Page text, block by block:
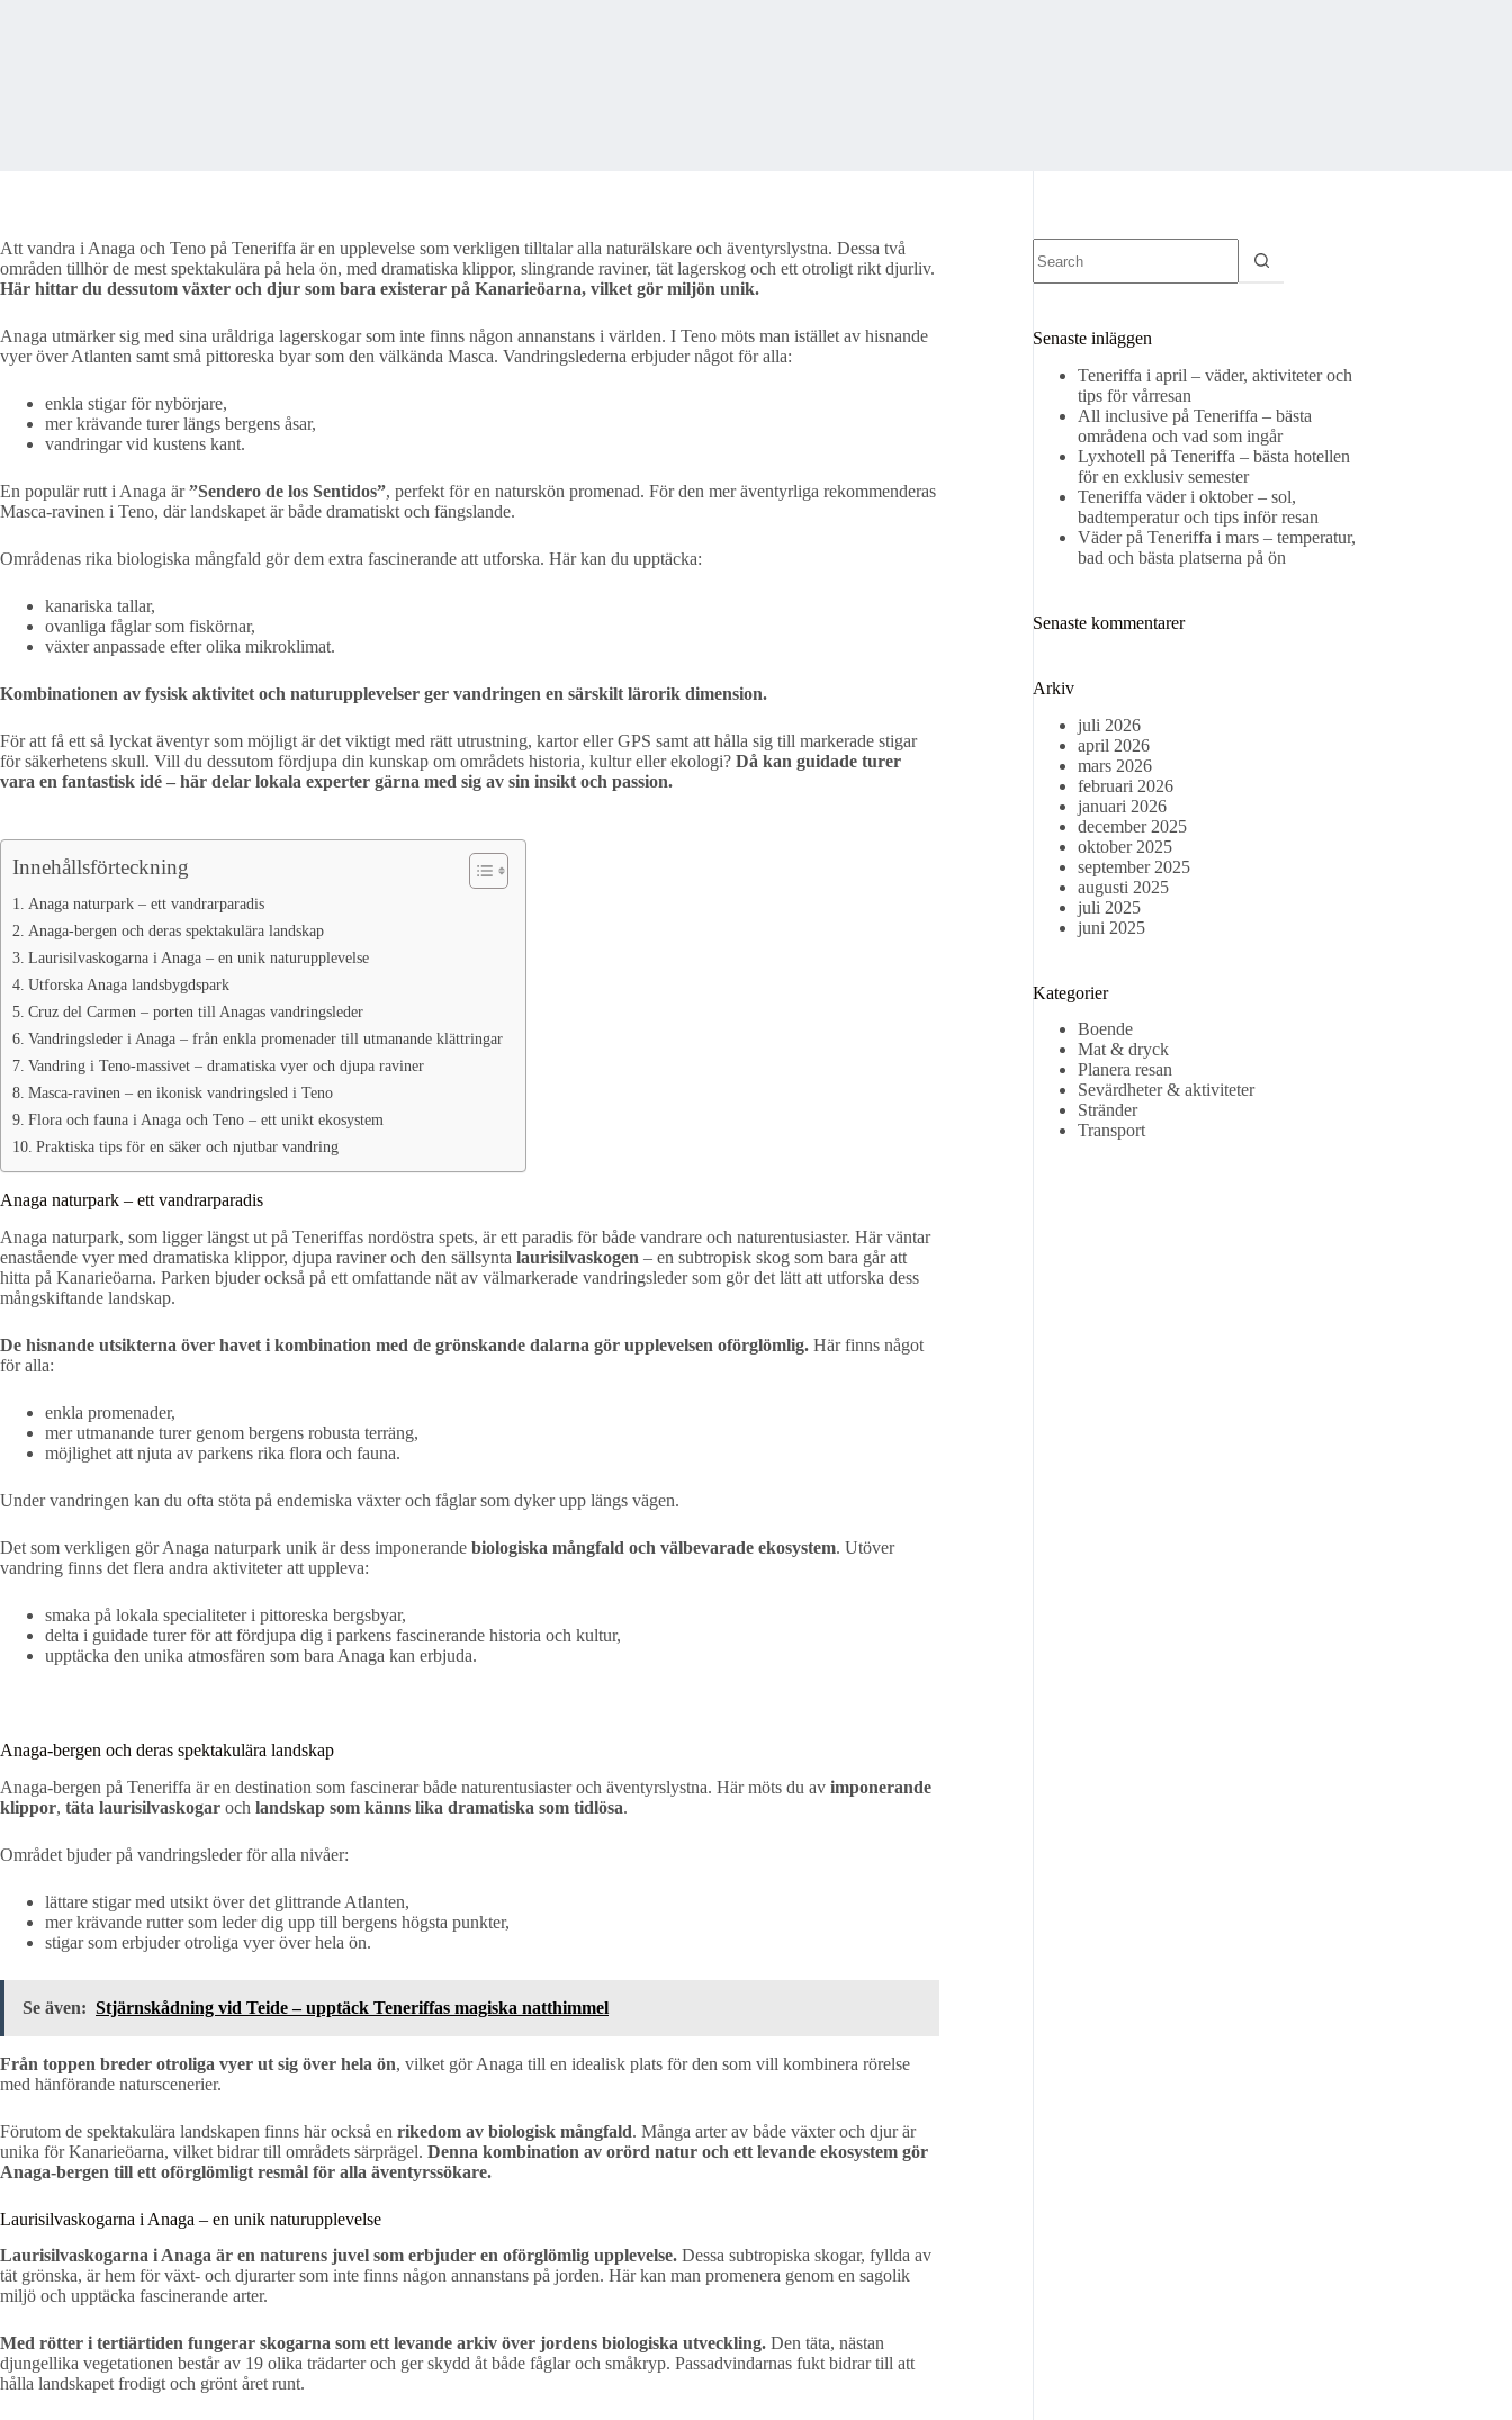
Att vandra i Anaga och Teno på Teneriffa är en upplevelse som verkligen tilltalar alla naturälskare och äventyrslystna. Dessa två
områden tillhör de mest spektakulära på hela ön, med dramatiska klippor, slingrande raviner, tät lagerskog och ett otroligt rikt djurliv.
Här hittar du dessutom växter och djur som bara existerar på Kanarieöarna, vilket gör miljön unik.
Anaga utmärker sig med sina uråldriga lagerskogar som inte finns någon annanstans i världen. I Teno möts man istället av hisnande
vyer över Atlanten samt små pittoreska byar som den välkända Masca. Vandringslederna erbjuder något för alla:
enkla stigar för nybörjare,
mer krävande turer längs bergens åsar,
vandringar vid kustens kant.
En populär rutt i Anaga är”Sendero de los Sentidos”, perfekt för en naturskön promenad. För den mer äventyrliga rekommenderas
Masca-ravinen i Teno, där landskapet är både dramatiskt och fängslande.
Områdenas rika biologiska mångfald gör dem extra fascinerande att utforska. Här kan du upptäcka:
kanariska tallar,
ovanliga fåglar som fiskörnar,
växter anpassade efter olika mikroklimat.
Kombinationen av fysisk aktivitet och naturupplevelser ger vandringen en särskilt lärorik dimension.
För att få ett så lyckat äventyr som möjligt är det viktigt med rätt utrustning, kartor eller GPS samt att hålla sig till markerade stigar
för säkerhetens skull. Vill du dessutom fördjupa din kunskap om områdets historia, kultur eller ekologi? Då kan guidade turer
vara en fantastisk idé – här delar lokala experter gärna med sig av sin insikt och passion.
Innehållsförteckning
Anaga naturpark – ett vandrarparadis
Anaga-bergen och deras spektakulära landskap
Laurisilvaskogarna i Anaga – en unik naturupplevelse
Utforska Anaga landsbygdspark
Cruz del Carmen – porten till Anagas vandringsleder
Vandringsleder i Anaga – från enkla promenader till utmanande klättringar
Vandring i Teno-massivet – dramatiska vyer och djupa raviner
Masca-ravinen – en ikonisk vandringsled i Teno
Flora och fauna i Anaga och Teno – ett unikt ekosystem
Praktiska tips för en säker och njutbar vandring
Anaga naturpark – ett vandrarparadis
Anaga naturpark, som ligger längst ut på Teneriffas nordöstra spets, är ett paradis för både vandrare och naturentusiaster. Här väntar
enastående vyer med dramatiska klippor, djupa raviner och den sällsynta laurisilvaskogen – en subtropisk skog som bara går att
hitta på Kanarieöarna. Parken bjuder också på ett omfattande nät av välmarkerade vandringsleder som gör det lätt att utforska dess
mångskiftande landskap.
De hisnande utsikterna över havet i kombination med de grönskande dalarna gör upplevelsen oförglömlig. Här finns något
för alla:
enkla promenader,
mer utmanande turer genom bergens robusta terräng,
möjlighet att njuta av parkens rika flora och fauna.
Under vandringen kan du ofta stöta på endemiska växter och fåglar som dyker upp längs vägen.
Det som verkligen gör Anaga naturpark unik är dess imponerande biologiska mångfald och välbevarade ekosystem. Utöver
vandring finns det flera andra aktiviteter att uppleva:
smaka på lokala specialiteter i pittoreska bergsbyar,
delta i guidade turer för att fördjupa dig i parkens fascinerande historia och kultur,
upptäcka den unika atmosfären som bara Anaga kan erbjuda.
Anaga-bergen och deras spektakulära landskap
Anaga-bergen på Teneriffa är en destination som fascinerar både naturentusiaster och äventyrslystna. Här möts du av imponerande
klippor, täta laurisilvaskogar och landskap som känns lika dramatiska som tidlösa.
Området bjuder på vandringsleder för alla nivåer:
lättare stigar med utsikt över det glittrande Atlanten,
mer krävande rutter som leder dig upp till bergens högsta punkter,
stigar som erbjuder otroliga vyer över hela ön.
Se även: Stjärnskådning vid Teide – upptäck Teneriffas magiska natthimmel
Från toppen breder otroliga vyer ut sig över hela ön, vilket gör Anaga till en idealisk plats för den som vill kombinera rörelse
med hänförande naturscenerier.
Förutom de spektakulära landskapen finns här också en rikedom av biologisk mångfald. Många arter av både växter och djur är
unika för Kanarieöarna, vilket bidrar till områdets särprägel. Denna kombination av orörd natur och ett levande ekosystem gör
Anaga-bergen till ett oförglömligt resmål för alla äventyrssökare.
Laurisilvaskogarna i Anaga – en unik naturupplevelse
Laurisilvaskogarna i Anaga är en naturens juvel som erbjuder en oförglömlig upplevelse. Dessa subtropiska skogar, fyllda av
tät grönska, är hem för växt- och djurarter som inte finns någon annanstans på jorden. Här kan man promenera genom en sagolik
miljö och upptäcka fascinerande arter.
Med rötter i tertiärtiden fungerar skogarna som ett levande arkiv över jordens biologiska utveckling. Den täta, nästan
djungellika vegetationen består av 19 olika trädarter och ger skydd åt både fåglar och småkryp. Passadvindarnas fukt bidrar till att
hålla landskapet frodigt och grönt året runt.
results
Senaste inläggen
Teneriffa i april – väder, aktiviteter och
tips för vårresan
All inclusive på Teneriffa – bästa
områdena och vad som ingår
Lyxhotell på Teneriffa – bästa hotellen
för en exklusiv semester
Teneriffa väder i oktober – sol,
badtemperatur och tips inför resan
Väder på Teneriffa i mars – temperatur,
bad och bästa platserna på ön
Senaste kommentarer
Arkiv
juli 2026
april 2026
mars 2026
februari 2026
januari 2026
december 2025
oktober 2025
september 2025
augusti 2025
juli 2025
juni 2025
Kategorier
Boende
Mat & dryck
Planera resan
Sevärdheter & aktiviteter
Stränder
Transport